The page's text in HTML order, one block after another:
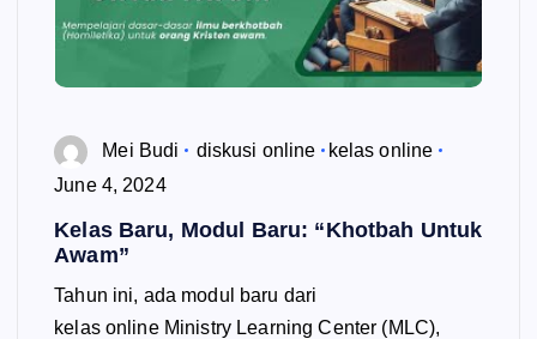
Mei Budi diskusi online
kelas online
June 4, 2024
Kelas Baru, Modul Baru: “Khotbah Untuk
Awam”
Tahun ini, ada modul baru dari
kelas online Ministry Learning Center (MLC),